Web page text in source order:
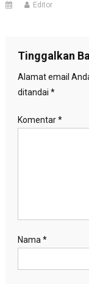
Editor
Tinggalkan
Alamat email
ditandai *
Komentar*
Nama *